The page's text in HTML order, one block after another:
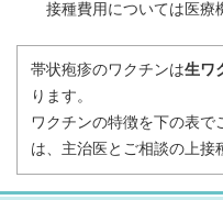
接種費用については医療
帯状疱疹のワクチンは生ワ
ります。
ワクチンの特徴を下の表
は、主治医とご相談の上接